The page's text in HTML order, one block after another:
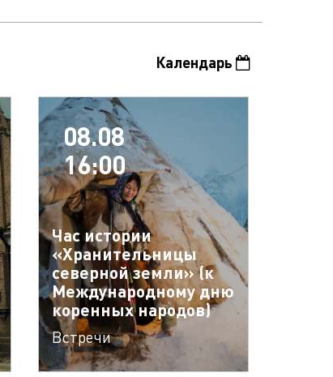
Календарь
08.08
16:00
Час истории
«Хранительницы
северной земли» (к
Международному дню
коренных народов)
Встречи